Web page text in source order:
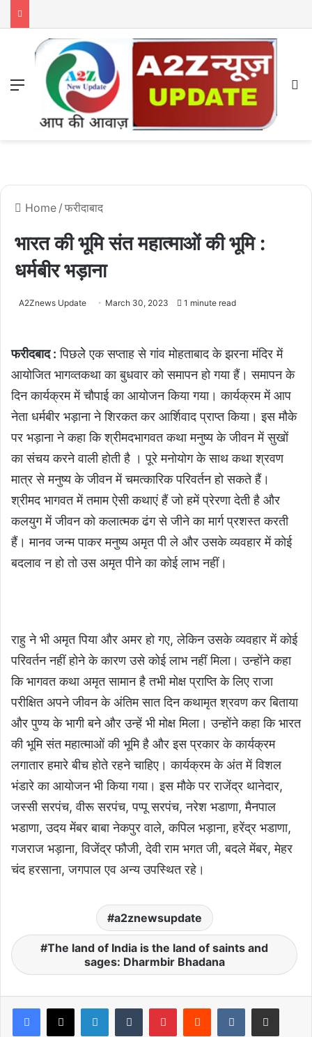
Menu
Home / फरीदाबाद
भारत की भूमि संत महात्माओं की भूमि :
धर्मबीर भड़ाना
A2Znews Update March 30, 2023 1 minute read
फरीदबाद : पिछलेे एक सप्ताह से गांव मोहताबाद के झरना मंदिर में
आयोजित भागव्तकथा का बुधवार को समापन हो गया हैं। समापन के
दिन कार्यक्रम में चौपाई का आयोजन किया गया। कार्यक्रम में आप
नेता धर्मबीर भड़ाना ने शिरकत कर आर्शिवाद प्राप्त किया। इस मौके
पर भड़ाना ने कहा कि श्रीमदभागवत कथा मनुष्य के जीवन में सुखों
का संचय करने वाली होती है । पूरे मनोयोग के साथ कथा श्रवण
मात्र से मनुष्य के जीवन में चमत्कारिक परिवर्तन हो सकते हैं।
श्रीमद भागवत में तमाम ऐसी कथाएं हैं जो हमें प्रेरणा देती है और
कलयुग में जीवन को कलात्मक ढंग से जीने का मार्ग प्रशस्त करती
हैं। मानव जन्म पाकर मनुष्य अमृत पी ले और उसके व्यवहार में कोई
बदलाव न हो तो उस अमृत पीने का कोई लाभ नहीं।
राहु ने भी अमृत पिया और अमर हो गए, लेकिन उसके व्यवहार में कोई
परिवर्तन नहीं होने के कारण उसे कोई लाभ नहीं मिला। उन्होंने कहा
कि भागवत कथा अमृत सामान है तभी मोक्ष प्राप्ति के लिए राजा
परीक्षित अपने जीवन के अंतिम सात दिन कथामृत श्रवण कर बिताया
और पुण्य के भागी बने और उन्हें भी मोक्ष मिला। उन्होंने कहा कि भारत
की भूमि संत महात्माओं की भूमि है और इस प्रकार के कार्यक्रम
लगातार हमारे बीच होते रहने चाहिए। कार्यक्रम के अंत में विशल
भंडारे का आयोजन भी किया गया। इस मौके पर राजेंद्र थानेदार,
जस्सी सरपंच, वीरू सरपंच, पप्पू सरपंच, नरेश भडाणा, मैनपाल
भडाणा, उदय मेंबर बाबा नेकपुर वाले, कपिल भड़ाना, हरेंद्र भडाणा,
गजराज भड़ाना, विजेंद्र फौजी, देवी राम भगत जी, बदले मेंबर, मेहर
चंद हरसाना, जगपाल एव अन्य उपस्थित रहे।
a2znewsupdate
The land of India is the land of saints and
sages: Dharmbir Bhadana